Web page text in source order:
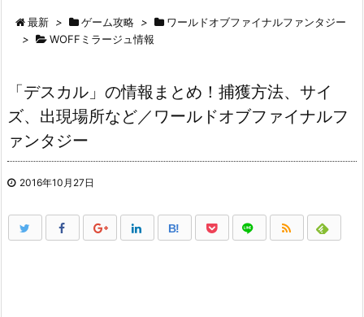
最新 > ゲーム攻略 >
ワールドオブファイナルファンタジー
>
WOFFミラージュ情報
「デスカル」の情報まとめ！捕獲方法、サイ
ズ、出現場所など／ワールドオブファイナルフ
ァンタジー
2016年10月27日
B!